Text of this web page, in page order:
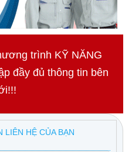
trình KỸ NĂNG
đầy đủ thông tin bên
LIÊN HỆ CỦA BẠN